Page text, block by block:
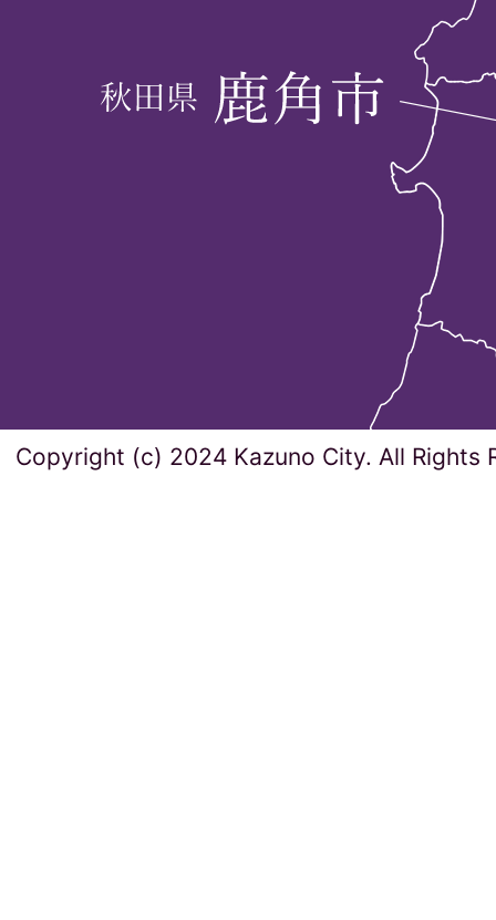
Copyright (c) 2024 Kazuno City. All Rights